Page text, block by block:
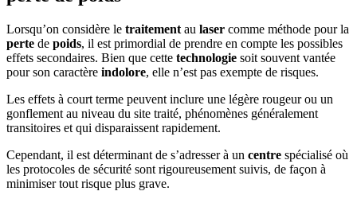
Lorsqu’on considère le traitement au laser comme méthode pour la
perte de poids, il est primordial de prendre en compte les possibles
effets secondaires. Bien que cette technologie soit souvent vantée
pour son caractère indolore, elle n’est pas exempte de risques.
Les effets à court terme peuvent inclure une légère rougeur ou un
gonflement au niveau du site traité, phénomènes généralement
transitoires et qui disparaissent rapidement.
Cependant, il est déterminant de s’adresser à un centre spécialisé où
les protocoles de sécurité sont rigoureusement suivis, de façon à
minimiser tout risque plus grave.